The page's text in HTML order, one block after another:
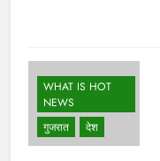
WHAT IS HOT
NEWS
गुजरात
देश